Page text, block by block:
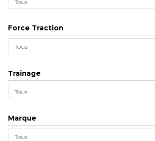
Force Traction
Trainage
Marque